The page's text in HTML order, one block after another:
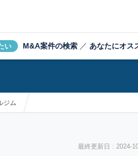
い M&A案件の検索 ／ あなたにオス
ジム
最終更新日 : 2024-